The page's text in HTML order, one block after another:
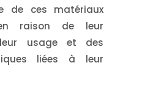
de ces matériaux
en raison de leur
usage et des
liées à leur